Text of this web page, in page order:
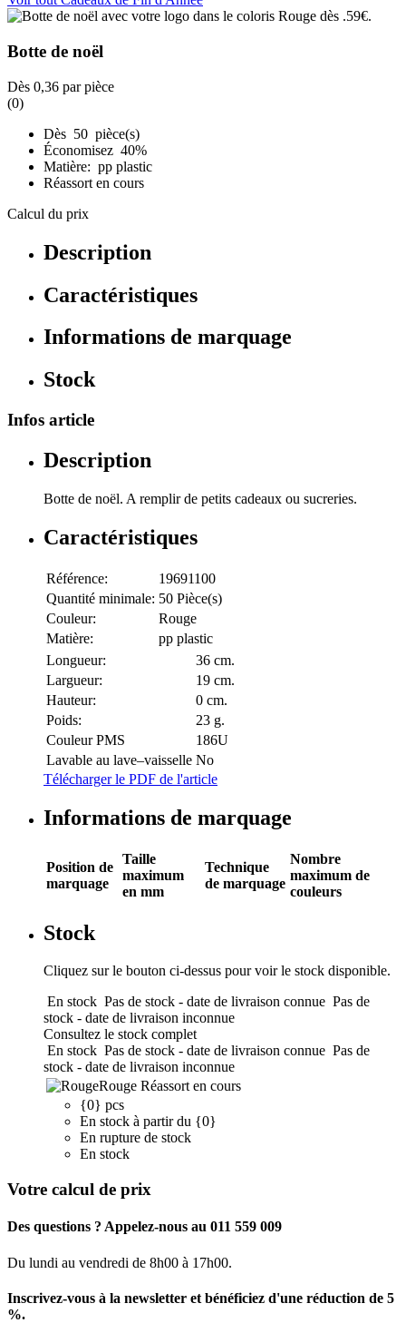
Botte de noël
Dès 0,36 par pièce
(0)
Dès 50 pièce(s)
Économisez 40%
Matière: pp plastic
Réassort en cours
Calcul du prix
Description
Caractéristiques
Informations de marquage
Stock
Infos article
Description
Botte de noël. A remplir de petits cadeaux ou sucreries.
Caractéristiques
Référence:
19691100
Quantité minimale: 50 Pièce(s)
Couleur:
Rouge
Matière:
pp plastic
Longueur:
36 cm.
Largueur:
19 cm.
Hauteur:
0 cm.
Poids:
23 g.
Couleur PMS
186U
Lavable au lave–vaisselle No
Télécharger le PDF de l'article
Informations de marquage
Position de
marquage
Taille
maximum
en mm
Technique
de marquage
Nombre
maximum de
couleurs
Stock
Cliquez sur le bouton ci-dessus pour voir le stock disponible.
En stock Pas de stock - date de livraison connue Pas de
stock - date de livraison inconnue
Consultez le stock complet
En stock Pas de stock - date de livraison connue Pas de
stock - date de livraison inconnue
Rouge Réassort en cours
{0} pcs
En stock à partir du {0}
En rupture de stock
En stock
Votre calcul de prix
Des questions ? Appelez-nous au 011 559 009
Du lundi au vendredi de 8h00 à 17h00.
Inscrivez-vous à la newsletter et bénéficiez d'une réduction de 5
%.